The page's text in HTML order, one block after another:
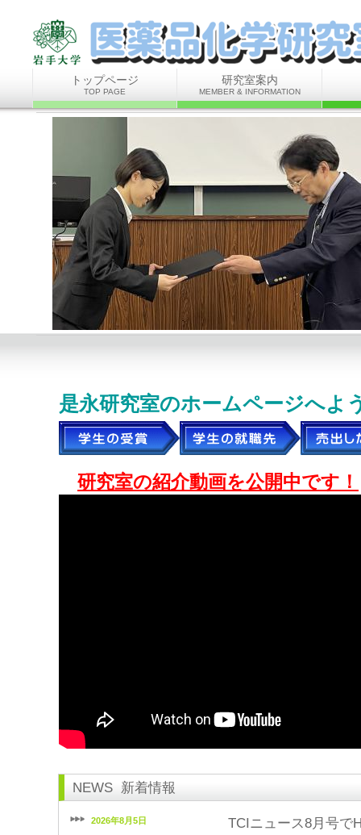
是永研究室のホームページへよ
研究室の紹介動画を公開中です！
NEWS 新着情報
2026年8月5日
TCIニュース8月号で
トップページ
TOP PAGE
研究室案内
MEMBER & INFORMATION